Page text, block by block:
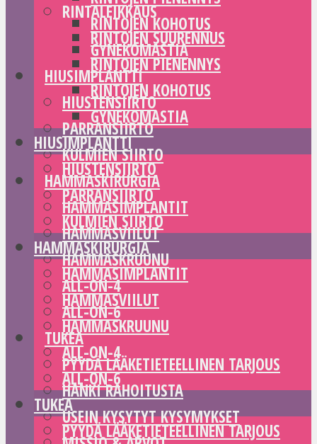
RINTOJEN KOHOTUS
GYNEKOMASTIA
HIUSIMPLANTTI
HIUSTENSIIRTO
PARRANSIIRTO
KULMIEN SIIRTO
HAMMASKIRURGIA
HAMMASIMPLANTIT
HAMMASVIILUT
HAMMASKRUUNU
ALL-ON-4
ALL-ON-6
TUKEA
PYYDÄ LÄÄKETIETEELLINEN TARJOUS
HANKI RAHOITUSTA
USEIN KYSYTYT KYSYMYKSET
RINTALEIKKAUS
RINTOJEN SUURENNUS
RINTOJEN PIENENNYS
RINTOJEN KOHOTUS
GYNEKOMASTIA
HIUSIMPLANTTI
HIUSTENSIIRTO
PARRANSIIRTO
KULMIEN SIIRTO
HAMMASKIRURGIA
HAMMASIMPLANTIT
HAMMASVIILUT
HAMMASKRUUNU
ALL-ON-4
ALL-ON-6
TUKEA
PYYDÄ LÄÄKETIETEELLINEN TARJOUS